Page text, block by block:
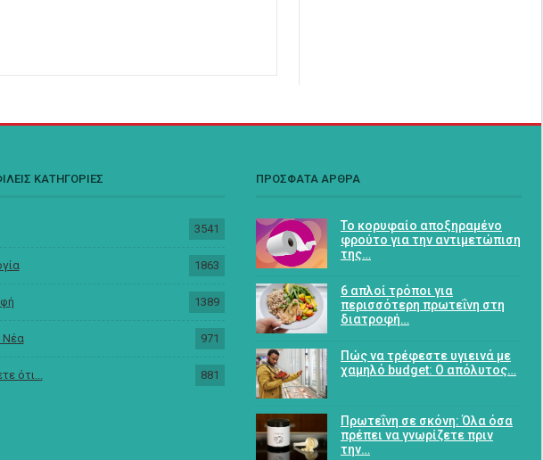
ΚΑΤΗΓΟΡΙΕΣ
3541
1863
1389
Νέα 971
ότι... 881
ΠΡΟΣΦΑΤΑ ΑΡΘΡΑ
Το κορυφαίο αποξηραμένο
φρούτο για την αντιμετώπιση
της…
6 απλοί τρόποι για
περισσότερη πρωτεΐνη στη
διατροφή…
Πώς να τρέφεστε υγιεινά με
χαμηλό budget: Ο απόλυτος…
Πρωτεΐνη σε σκόνη: Όλα όσα
πρέπει να γνωρίζετε πριν
την…